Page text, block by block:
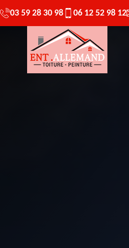
03 59 28 30 98 06 12 52 98 12